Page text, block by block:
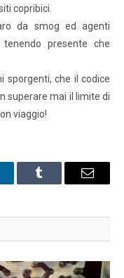
copribici.
da smog ed agenti
presente che
sporgenti, che il codice
superare mai il limite di
viaggio!
Tumblr Email